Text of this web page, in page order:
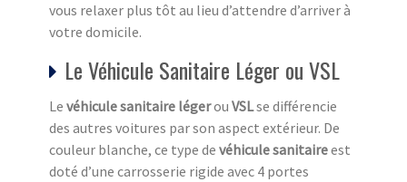
vous relaxer plus tôt au lieu d’attendre d’arriver à
votre domicile.
Le Véhicule Sanitaire Léger ou VSL
Le véhicule sanitaire légerou VSLse différencie
des autres voitures par son aspect extérieur. De
couleur blanche, ce type de véhicule sanitaireest
doté d’une carrosserie rigide avec 4 portes